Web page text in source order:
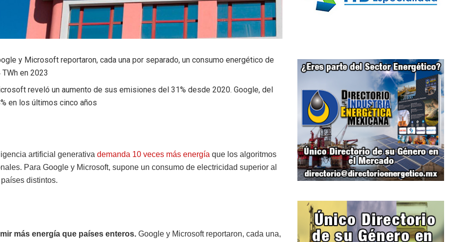
y Microsoft reportaron, cada una por separado, un consumo energético de
TWh en 2023
reveló un aumento de sus emisiones del 31% desde 2020. Google, del
en los últimos cinco años
artificial generativa demanda 10 veces más energía que los algoritmos
Para Google y Microsoft, supone un consumo de electricidad superior al
distintos.
más energía que países enteros. Google y Microsoft reportaron, cada una,